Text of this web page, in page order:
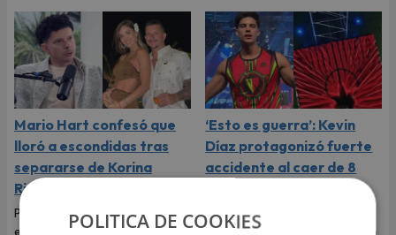
Mario Hart confesó que
lloró a escondidas tras
separarse de Korina
Rivadeneira
Por primera vez, el
exintegrante de Combate
‘Esto es guerra’: Kevin
Díaz protagonizó fuerte
accidente al caer de 8
El incidente que preocupó a
todos los televidentes de 'Esto
POLITICA DE COOKIES